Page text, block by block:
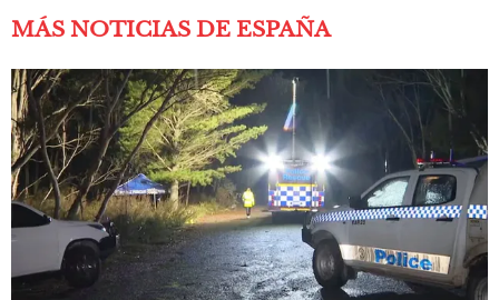
MÁS NOTICIAS DE ESPAÑA